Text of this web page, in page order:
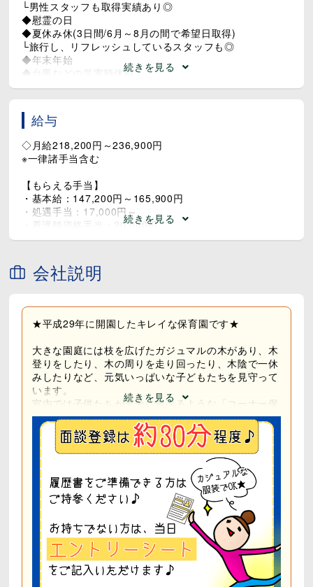
続きを見る
└男性スタッフも取得実績あり◎
◆慰霊の日
◆夏休み休(3日間/6月～8月の間で希望日取得)
└旅行し、リフレッシュしているスタッフも◎
◆年末年始
◆台風などの災害時休暇
給与
続きを見る
◇月給218,200円～236,900円
※一律諸手当含む
【もらえる手当】
・基本給：147,200円～165,900円
・処遇手当：17,000円～
・看護師資格手当：20,000円
・臨時処遇手当：10,000円～
★人勧手当とは★
安定した待遇で長く安心して働けます◎
会社説明
続きを見る
★平成29年に開園したキレイな保育園です★
大きな園庭には枝を広げたガジュマルの木があり、木
登りをしたり、木の周りを走り回ったり、木陰で一休
みしたりなど、元気いっぱいな子どもたちを見守って
います。
室内では子供たちが十分に遊べるような「コーナー保
育」を行っており、子どもたちが自分で選択をし、自
発的に活動できる保育環境を整えています(^^)/
なんでも全力!!の明るい職場♪
20～60代まで約25名のスタッフが活躍中！
困ったときはすぐ相談できる雰囲気で、笑顔が絶えま
せん◎
男性スタッフも活躍中で、育休取得の実績もあります
★